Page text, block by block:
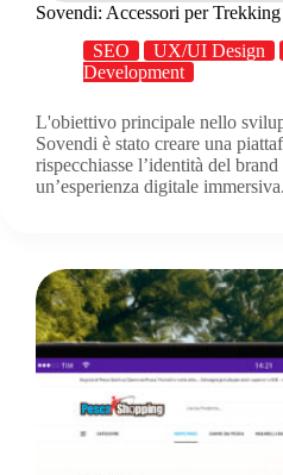
Sovendi: Accessori per
SEO
UX/UI Design
Development
L'obiettivo principale nello
Sovendi è stato creare una
rispecchiasse l’identità del
un’esperienza digitale immersiva.